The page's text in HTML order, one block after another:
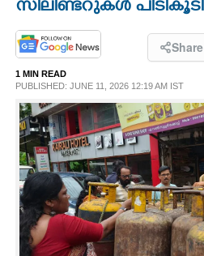
PHOTOS
LIFESTYLE
SPIRITUAL
INFO+
ART
സിലിണ്ടറുകൾ പിടികൂടി
Share
1 MIN READ
PUBLISHED: JUNE 11, 2026 12:19 AM IST